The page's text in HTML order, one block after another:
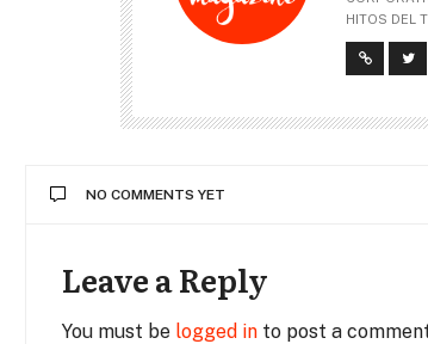
HITOS DEL
NO COMMENTS YET
Leave a Reply
You must be logged in to post a